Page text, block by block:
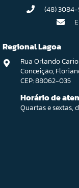
(48)
Regional Lagoa
Rua Orlando
Conceição,
CEP: 88062-035
Horário de
Quartas e sextas,